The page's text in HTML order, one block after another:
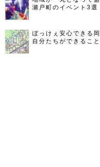
瀬戸町のイベント3選
ぼっけぇ安心できる
自分たちができること